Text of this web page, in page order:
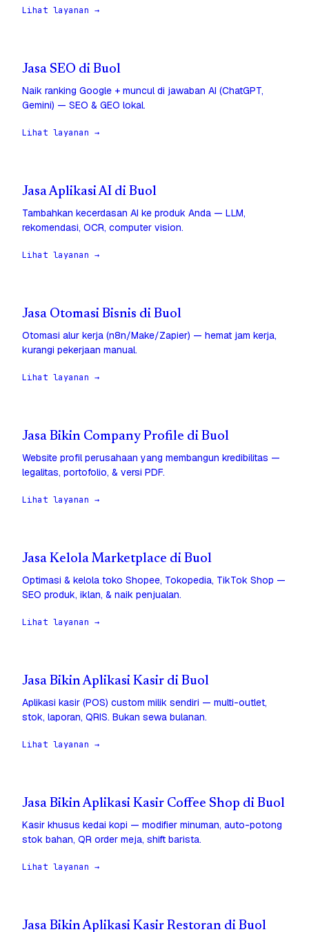
Lihat layanan →
Jasa SEO di Buol
Naik ranking Google + muncul di jawaban AI (ChatGPT,
Gemini) — SEO & GEO lokal.
Lihat layanan →
Jasa Aplikasi AI di Buol
Tambahkan kecerdasan AI ke produk Anda — LLM,
rekomendasi, OCR, computer vision.
Lihat layanan →
Jasa Otomasi Bisnis di Buol
Otomasi alur kerja (n8n/Make/Zapier) — hemat jam kerja,
kurangi pekerjaan manual.
Lihat layanan →
Jasa Bikin Company Profile di Buol
Website profil perusahaan yang membangun kredibilitas —
legalitas, portofolio, & versi PDF.
Lihat layanan →
Jasa Kelola Marketplace di Buol
Optimasi & kelola toko Shopee, Tokopedia, TikTok Shop —
SEO produk, iklan, & naik penjualan.
Lihat layanan →
Jasa Bikin Aplikasi Kasir di Buol
Aplikasi kasir (POS) custom milik sendiri — multi-outlet,
stok, laporan, QRIS. Bukan sewa bulanan.
Lihat layanan →
Jasa Bikin Aplikasi Kasir Coffee Shop di Buol
Kasir khusus kedai kopi — modifier minuman, auto-potong
stok bahan, QR order meja, shift barista.
Lihat layanan →
Jasa Bikin Aplikasi Kasir Restoran di Buol